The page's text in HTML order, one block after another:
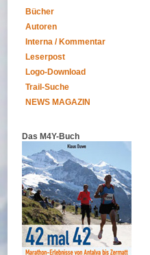
Bücher
Autoren
Interna / Kommentar
Leserpost
Logo-Download
Trail-Suche
NEWS MAGAZIN
Das M4Y-Buch